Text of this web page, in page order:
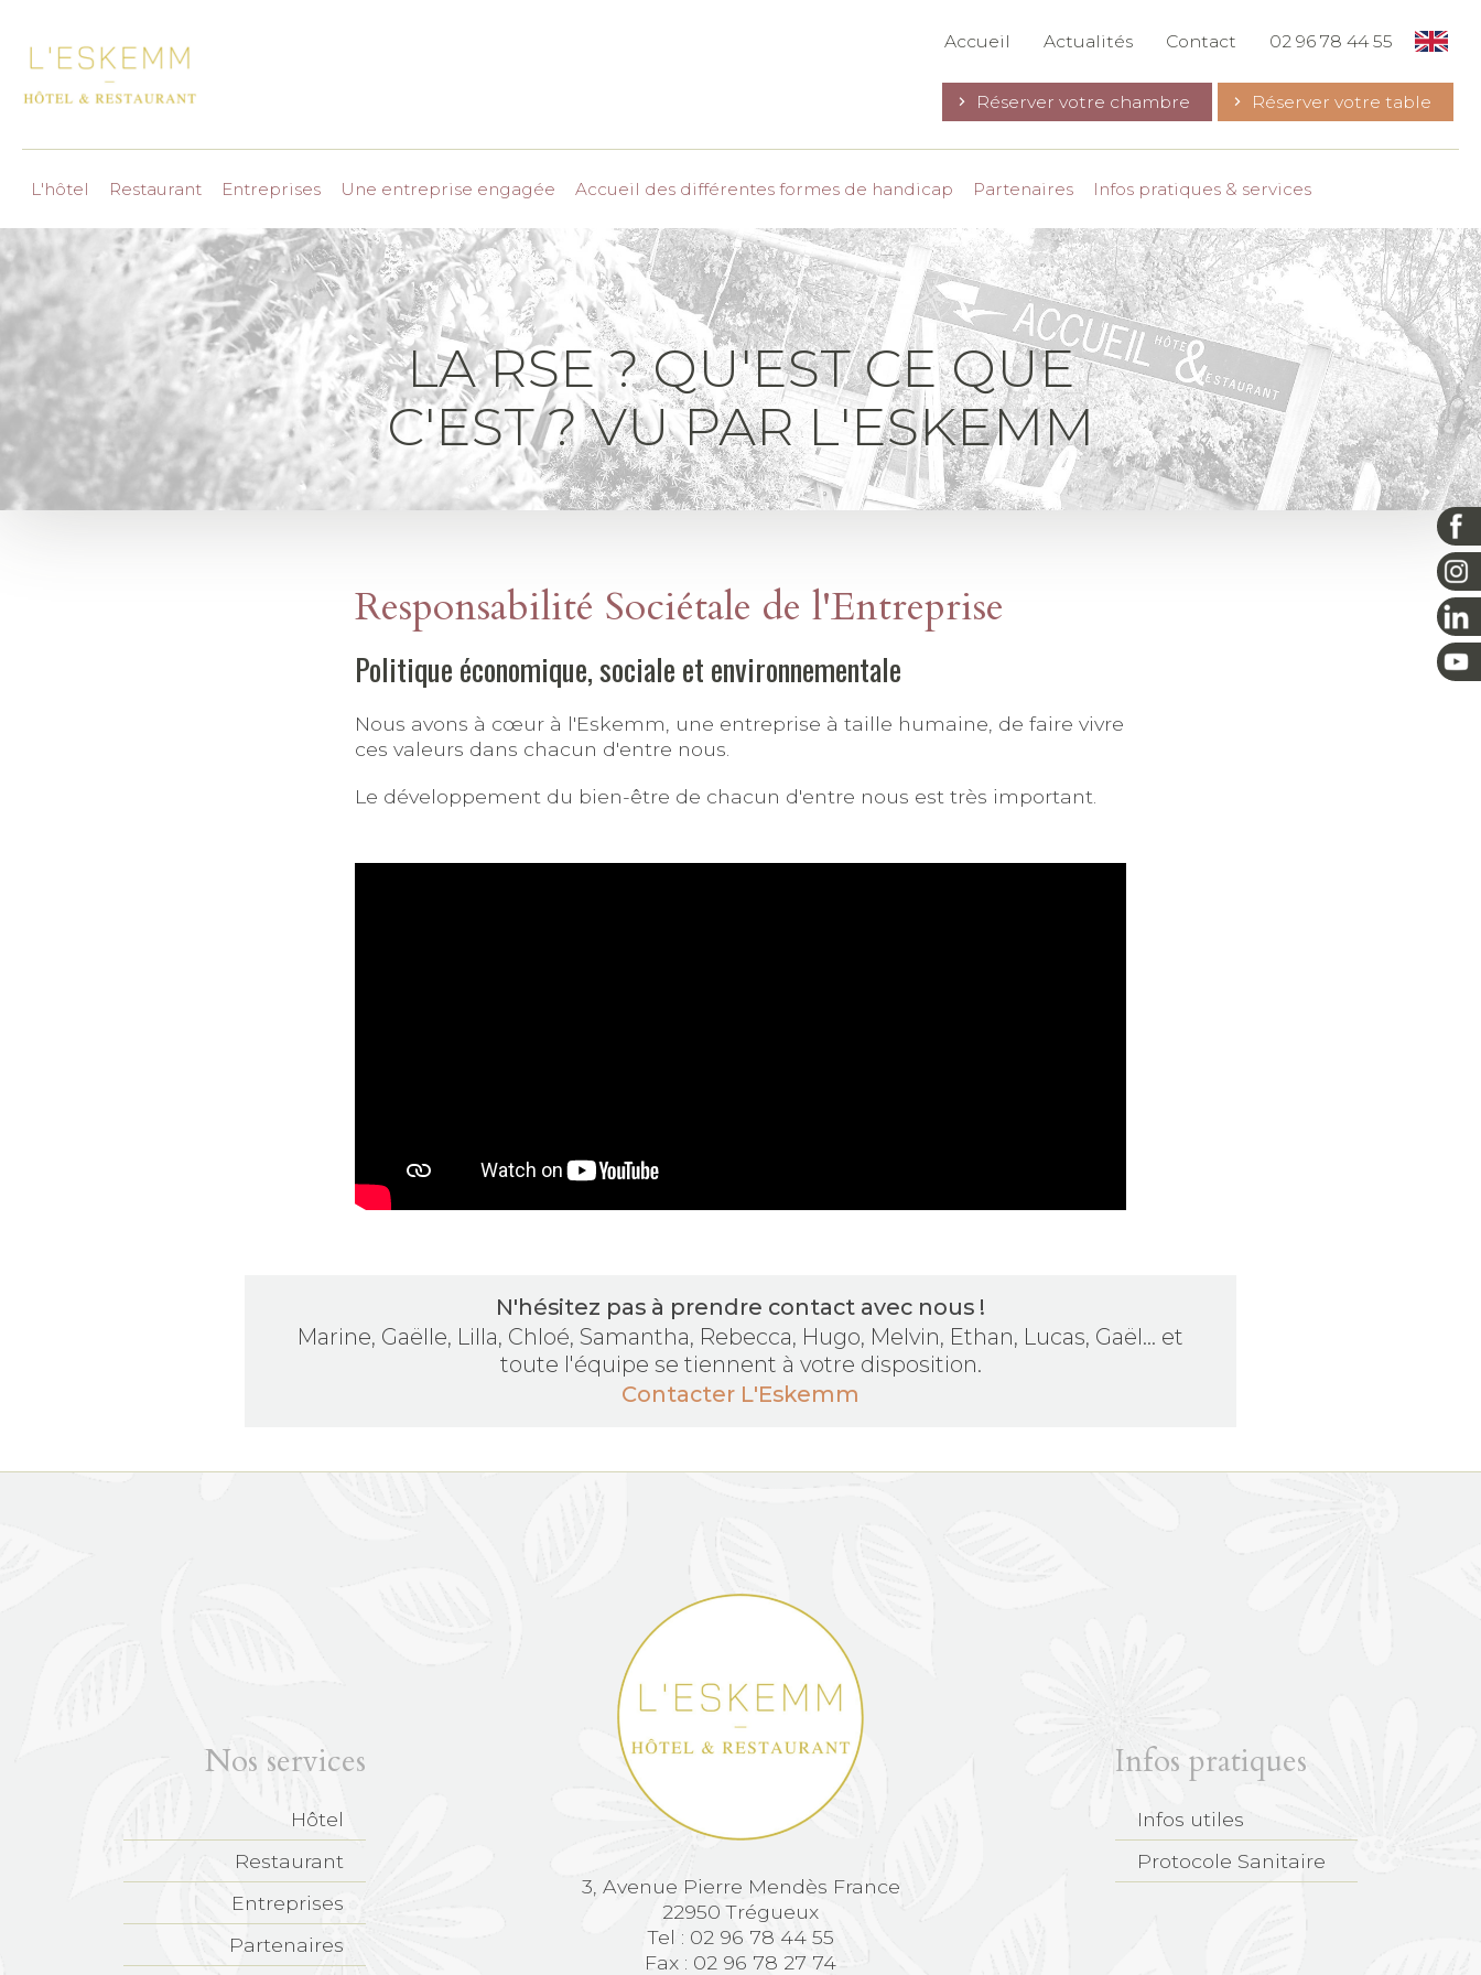
Réserver votre chambre Réserver votre table
L'hôtel Restaurant Entreprises Une entreprise engagée Accueil des différentes formes de handicap Partenaires Infos pratiques & services
Accueil Actualités Contact 02 96 78 44 55
LA RSE ? QU'EST CE QUE
C'EST ? VU PAR L'ESKEMM
Responsabilité Sociétale de l'Entreprise
Politique économique, sociale et environnementale
Nous avons à cœur à l'Eskemm, une entreprise à taille humaine, de faire vivre
ces valeurs dans chacun d'entre nous.
Le développement du bien-être de chacun d'entre nous est très important.
N'hésitez pas à prendre contact avec nous !
Marine, Gaëlle, Lilla, Chloé, Samantha, Rebecca, Hugo, Melvin, Ethan, Lucas, Gaël... et
toute l'équipe se tiennent à votre disposition.
Contacter L'Eskemm
Nos services
Hôtel
Restaurant
Entreprises
Partenaires
3, Avenue Pierre Mendès France
22950 Trégueux
Tel : 02 96 78 44 55
Fax : 02 96 78 27 74
Infos pratiques
Infos utiles
Protocole Sanitaire